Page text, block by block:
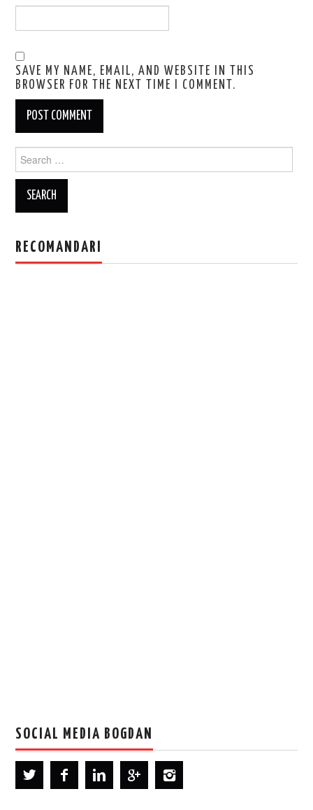
SAVE MY NAME, EMAIL, AND WEBSITE IN THIS
BROWSER FOR THE NEXT TIME I COMMENT.
for:
RECOMANDARI
SOCIAL MEDIA BOGDAN